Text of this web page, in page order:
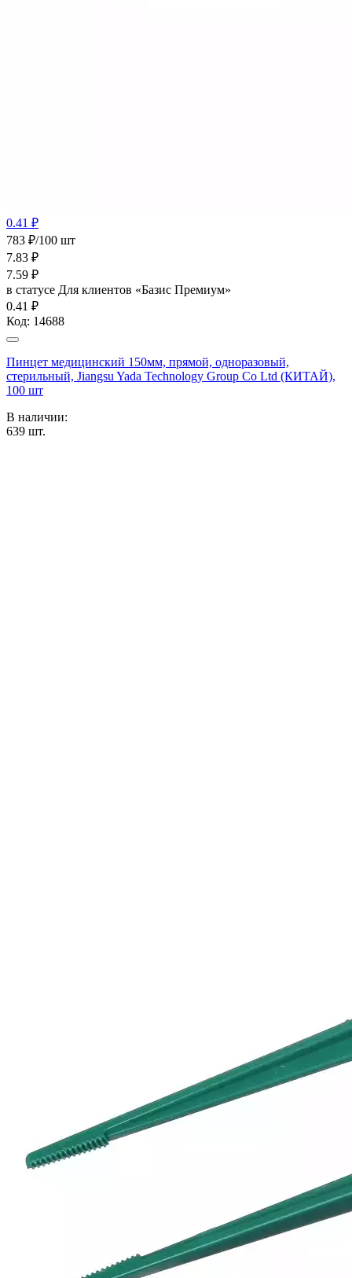
0.41 ₽
783 ₽/100 шт
7.83 ₽
7.59 ₽
в статусе Для клиентов «Базис Премиум»
0.41 ₽
Код: 14688
Пинцет медицинский 150мм, прямой, одноразовый,
стерильный, Jiangsu Yada Technology Group Co Ltd (КИТАЙ),
100 шт
В наличии:
639 шт.